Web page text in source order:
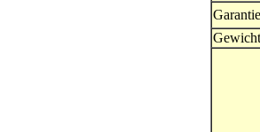
Garantie
Gewicht